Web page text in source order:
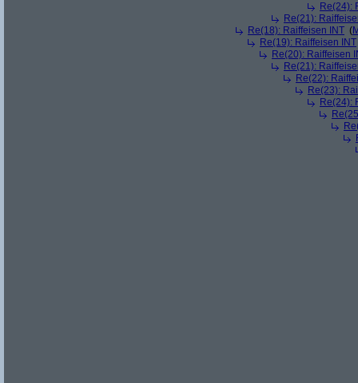
Re(24):
Re(21):
Re(18): Raiffeisen INT (
Re(19): Raiffeisen INT
Re(20): Raiffeisen
Re(21):
Re(22):
Re(23):
Re(24):